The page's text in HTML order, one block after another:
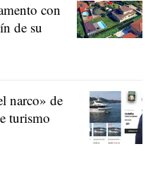
con
de su
narco» de
turismo